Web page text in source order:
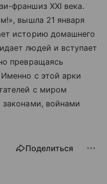
франшиз XXI века.
вышла 21 января
историю домашнего
людей и вступает
превращаясь
Именно с этой арки
с миром
законами, войнами
Поделиться